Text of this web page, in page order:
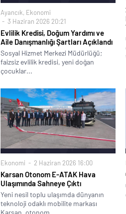
Ayancık, Ekonomi
3 Haziran 2026 20:21
Evlilik Kredisi, Doğum Yardımı ve
Aile Danışmanlığı Şartları Açıklandı
Sosyal Hizmet Merkezi Müdürlüğü;
faizsiz evlilik kredisi, yeni doğan
çocuklar...
Ekonomi 2 Haziran 2026 16:00
Karsan Otonom E-ATAK Hava
Ulaşımında Sahneye Çıktı
Yeni nesil toplu ulaşımda dünyanın
teknoloji odaklı mobilite markası